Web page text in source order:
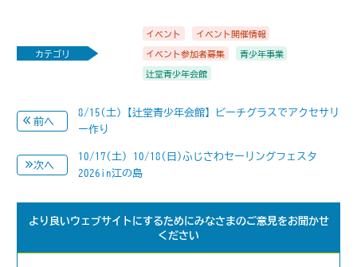
カテゴリ
イベント イベント開催情報
イベント参加者募集 青少年事業
辻堂青少年会館
前へ
8/15(土)【辻堂青少年会館】ビーチグラスでアクセサリ
ー作り
次へ
10/17(土) 10/18(日)ふじさわセーリングフェスタ
2026in江の島
より良いウェブサイトにするためにみなさまのご意見をお聞かせ
ください